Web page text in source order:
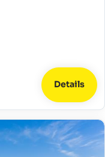
Details